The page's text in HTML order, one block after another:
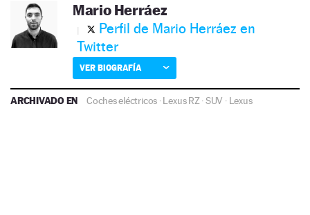
Mario Herráez
Perfil de Mario Herráez en
Twitter
VER BIOGRAFÍA
ARCHIVADO EN Coches eléctricos ·Lexus RZ·SUV · Lexus